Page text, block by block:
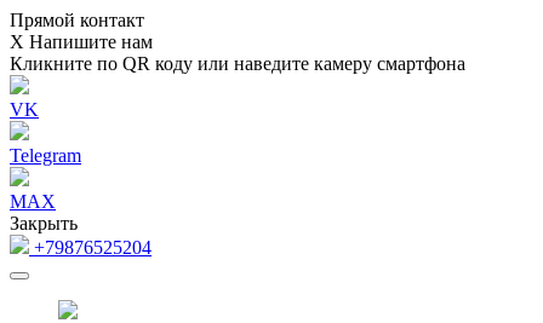
Прямой контакт
Х Напишите нам
Кликните по QR коду или наведите камеру смартфона
VK
Telegram
MAX
Закрыть
+79876525204